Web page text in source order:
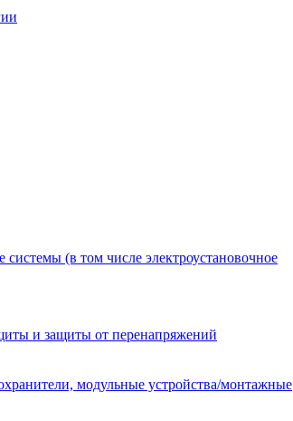
системы (в том числе электроустановочное
и защиты от перенапряжений
модульные устройства/монтажные